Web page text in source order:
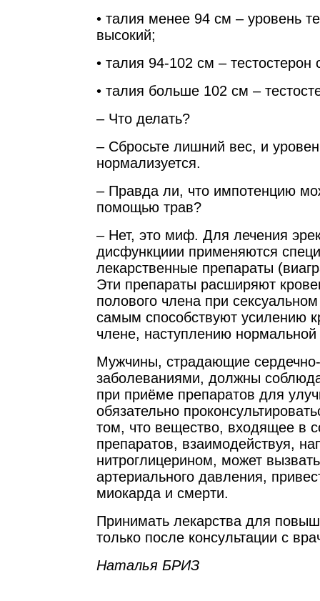
• талия менее 94 см – уровень
высокий;
• талия 94-102 см – тестостерон
• талия больше 102 см –
– Что делать?
– Сбросьте лишний вес, и
нормализуется.
– Правда ли, что импотенцию
помощью трав?
– Нет, это миф. Для лечения
дисфункциии применяются
лекарственные препараты
Эти препараты расширяют
полового члена при
самым способствуют усилению
члене, наступлению нормальной
Мужчины, страдающие
заболеваниями, должны
при приёме препаратов для
обязательно
том, что вещество, входящее в
препаратов, взаимодействуя,
нитроглицерином, может
артериального давления,
миокарда и смерти.
Принимать лекарства для
только после консультации с
Наталья БРИЗ